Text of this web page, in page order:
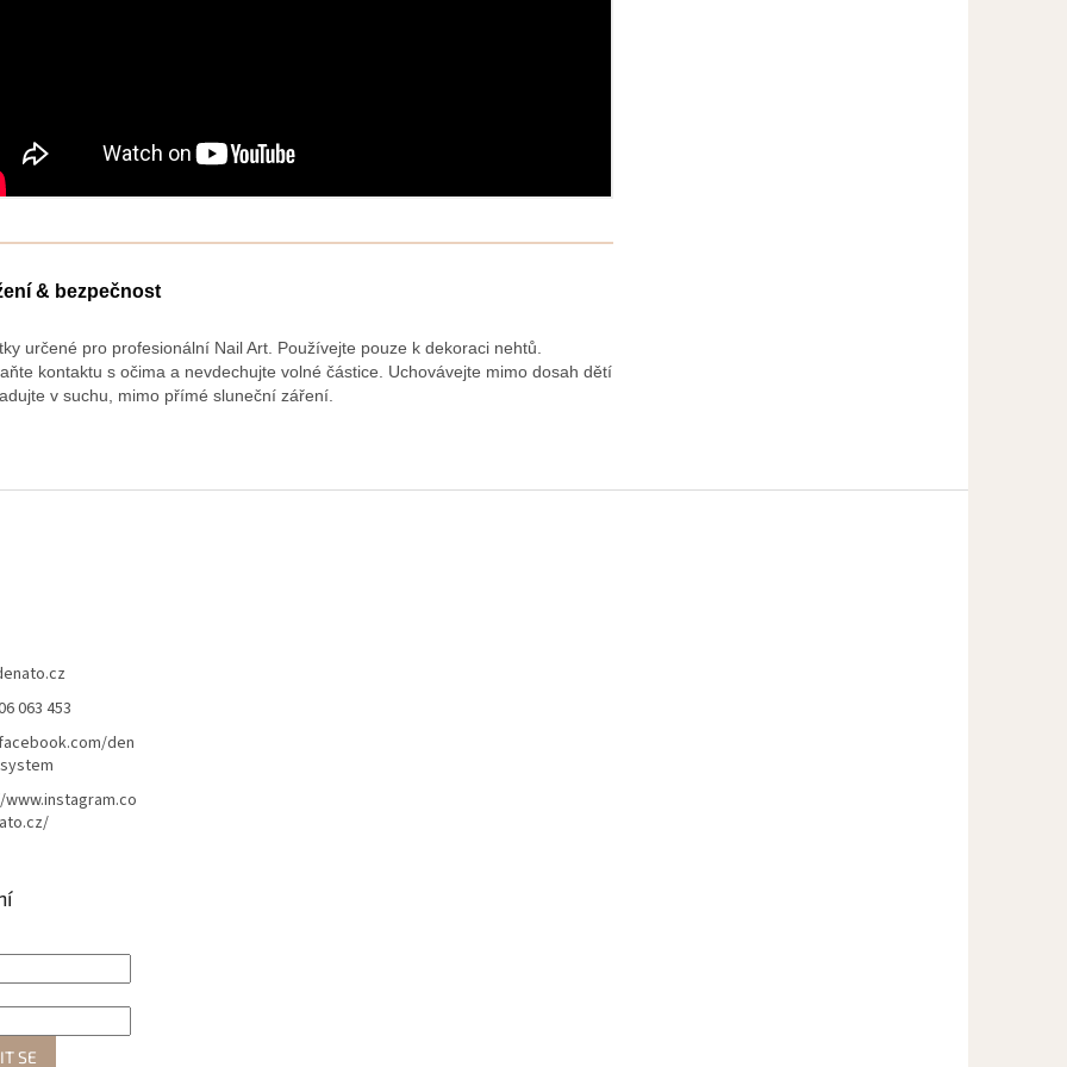
& bezpečnost
určené pro profesionální Nail Art. Používejte pouze k dekoraci nehtů.
kontaktu s očima a nevdechujte volné částice. Uchovávejte mimo dosah dětí
v suchu, mimo přímé sluneční záření.
063 453
den
SE